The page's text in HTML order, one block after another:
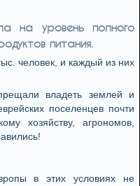
на уровень полного
питания.
человек, и каждый из них
владеть землей и
поселенцев почти
хозяйству, агрономов,
в этих условиях не